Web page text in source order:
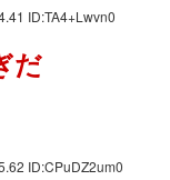
ID:TA4+Lwvn0
だ
ID:CPuDZ2um0